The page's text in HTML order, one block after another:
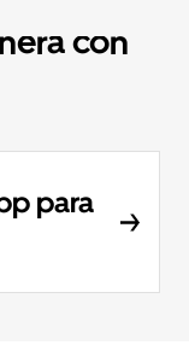
con
para